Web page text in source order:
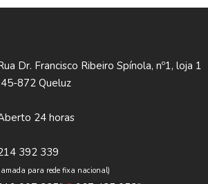
Dr. Francisco Ribeiro Spínola, nº1, loja 1
872 Queluz
24 horas
392 339
para rede fixa nacional)